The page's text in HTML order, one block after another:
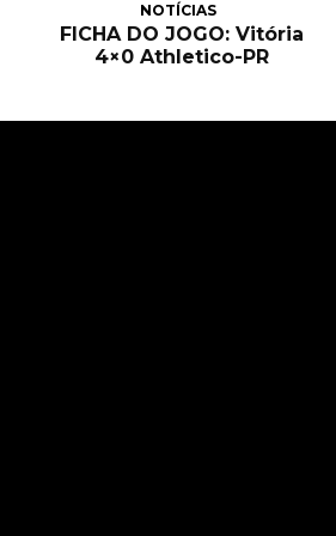
NOTÍCIAS
FICHA DO JOGO: Vitória
4×0 Athletico-PR